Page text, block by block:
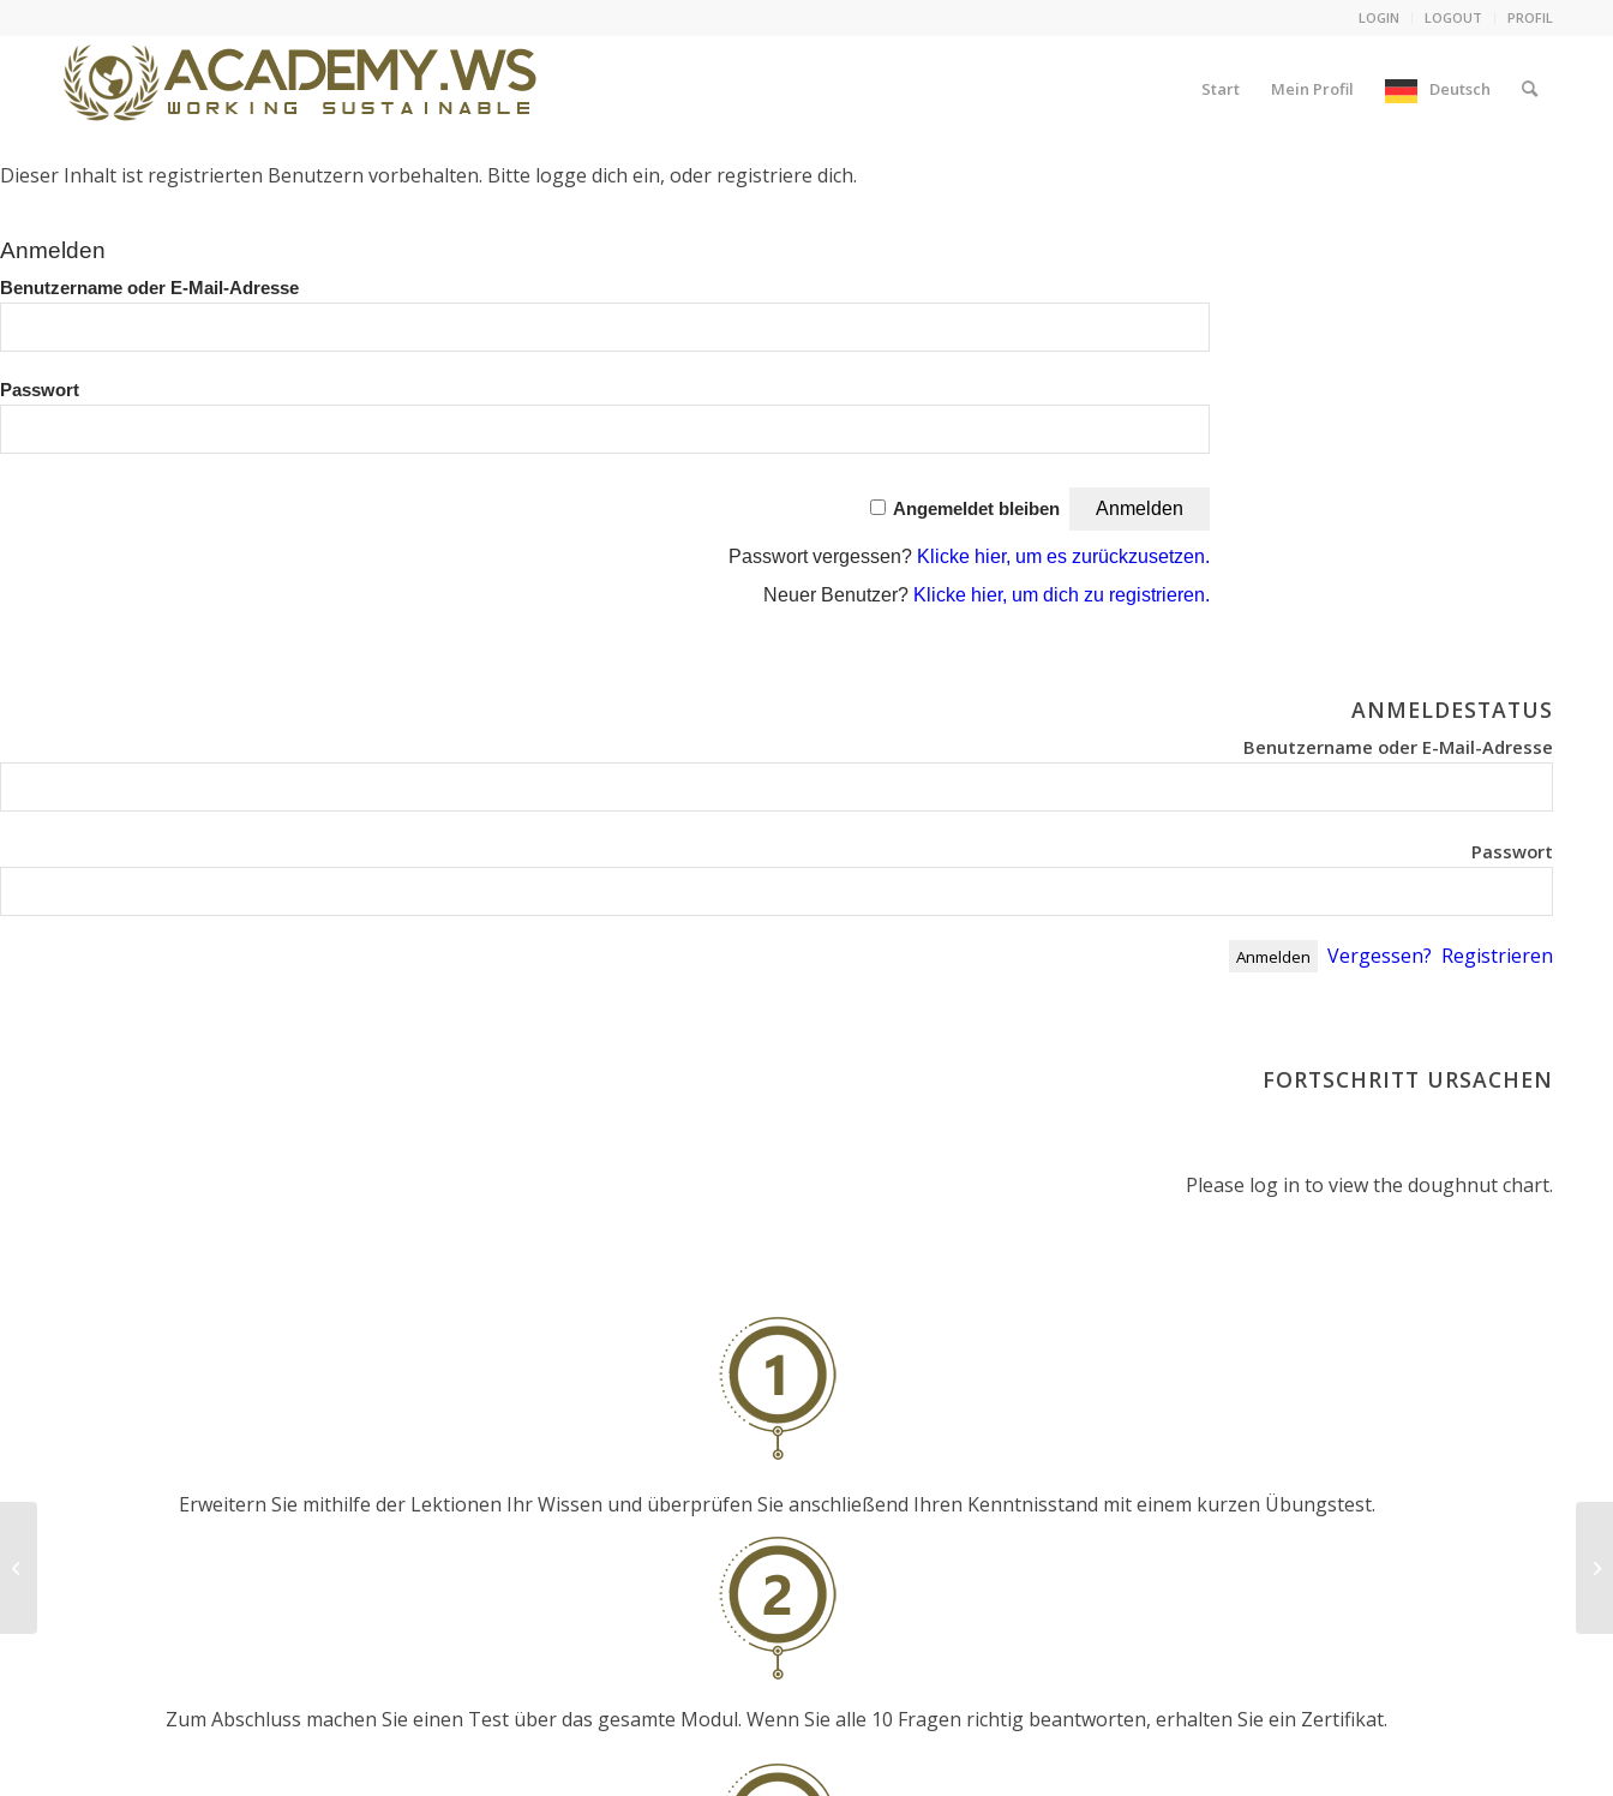
LOGIN LOGOUT PROFIL
Start Mein Profil Deutsch
Dieser Inhalt ist registrierten Benutzern vorbehalten. Bitte logge dich ein, oder registriere dich.
Anmelden
Benutzername oder E-Mail-Adresse
Passwort
Angemeldet bleiben
Passwort vergessen? Klicke hier, um es zurückzusetzen.
Neuer Benutzer? Klicke hier, um dich zu registrieren.
ANMELDESTATUS
Benutzername oder E-Mail-Adresse
Passwort
Vergessen? Registrieren
FORTSCHRITT URSACHEN
Please log in to view the doughnut chart.
Erweitern Sie mithilfe der Lektionen Ihr Wissen und überprüfen Sie anschließend Ihren Kenntnisstand mit einem kurzen Übungstest.
Zum Abschluss machen Sie einen Test über das gesamte Modul. Wenn Sie alle 10 Fragen richtig beantworten, erhalten Sie ein Zertifikat.